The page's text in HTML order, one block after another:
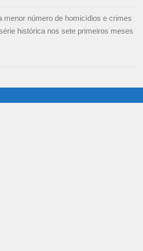
menor número de homicídios e crimes
histórica nos sete primeiros meses